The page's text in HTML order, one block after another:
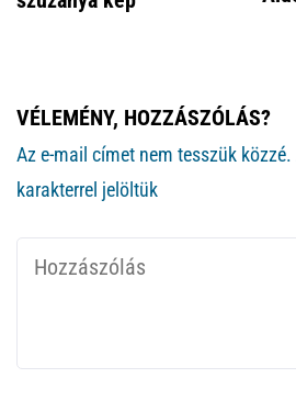
VÉLEMÉNY, HOZZÁSZÓLÁS?
Az e-mail címet nem tesszük közzé.
karakterrel jelöltük